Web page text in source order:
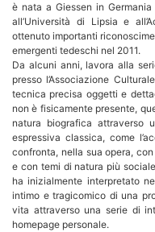
è nata a Giessen in
all’Università di Lipsia e
ottenuto importanti
emergenti tedeschi nel 2011.
Da alcuni anni, lavora alla
presso l’Associazione
tecnica precisa oggetti e
non è fisicamente presente,
natura biografica attraverso
espressiva classica, come
confronta, nella sua opera,
e con temi di natura più
ha inizialmente interpretato
intimo e tragicomico di una
vita attraverso una serie di
homepage personale.